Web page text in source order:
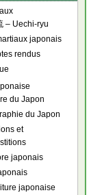
– Uechi-ryu
japonais
rendus
du Japon
du Japon
et
japonais
japonaise